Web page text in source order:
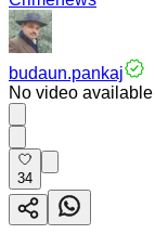
budaun.pankaj
No video available
34